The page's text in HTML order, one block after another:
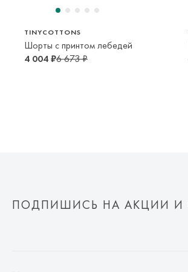
TINYCOTTONS
Шорты с принтом лебедей
4 004 ₽6 673 ₽
ПОДПИШИСЬ НА АКЦИИ И